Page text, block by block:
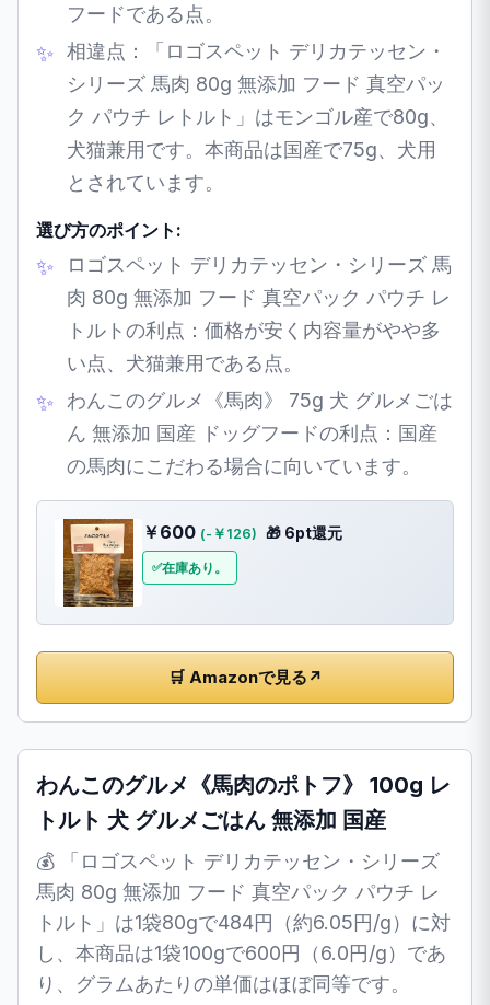
フードである点。
相違点：「ロゴスペット デリカテッセン・
シリーズ 馬肉 80g 無添加 フード 真空パッ
ク パウチ レトルト」はモンゴル産で80g、
犬猫兼用です。本商品は国産で75g、犬用
とされています。
選び方のポイント:
ロゴスペット デリカテッセン・シリーズ 馬
肉 80g 無添加 フード 真空パック パウチ レ
トルトの利点：価格が安く内容量がやや多
い点、犬猫兼用である点。
わんこのグルメ《馬肉》 75g 犬 グルメごは
ん 無添加 国産 ドッグフードの利点：国産
の馬肉にこだわる場合に向いています。
￥600 (-￥126) 🎁 6pt還元
在庫あり。
🛒 Amazonで見る ↗
わんこのグルメ《馬肉のポトフ》 100g レ
トルト 犬 グルメごはん 無添加 国産
💰 「ロゴスペット デリカテッセン・シリーズ
馬肉 80g 無添加 フード 真空パック パウチ レ
トルト」は1袋80gで484円（約6.05円/g）に対
し、本商品は1袋100gで600円（6.0円/g）であ
り、グラムあたりの単価はほぼ同等です。